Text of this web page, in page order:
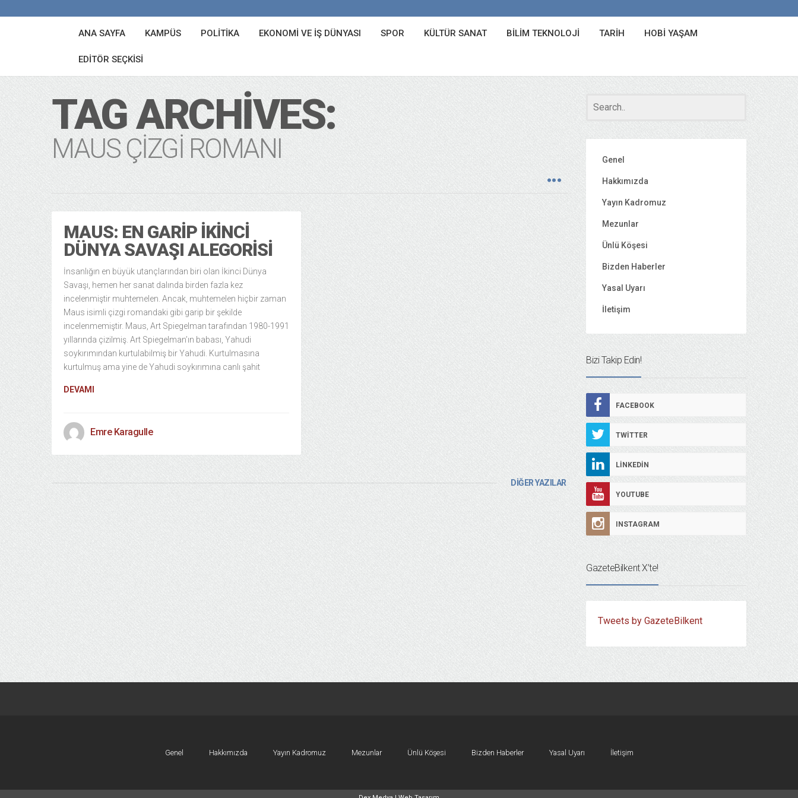
ANA SAYFA KAMPÜS POLITIKA EKONOMI VE İŞ DÜNYASI SPOR KÜLTÜR SANAT BILIM TEKNOLOJI TARIH HOBI YAŞAM
EDITÖR SEÇKISI
TAG ARCHIVES:
MAUS ÇIZGI ROMANI
MAUS: EN GARIP İKINCI
DÜNYA SAVAŞI ALEGORISI
İnsanlığın en büyük utançlarından biri olan İkinci Dünya
Savaşı, hemen her sanat dalında birden fazla kez
incelenmiştir muhtemelen. Ancak, muhtemelen hiçbir zaman
Maus isimli çizgi romandaki gibi garip bir şekilde
incelenmemiştir. Maus, Art Spiegelman tarafından 1980-1991
yıllarında çizilmiş. Art Spiegelman’ın babası, Yahudi
soykırımından kurtulabilmiş bir Yahudi. Kurtulmasına
kurtulmuş ama yine de Yahudi soykırımına canlı şahit
DEVAMI
Emre Karagulle
DİĞER YAZILAR
Genel
Hakkımızda
Yayın Kadromuz
Mezunlar
Ünlü Köşesi
Bizden Haberler
Yasal Uyarı
İletişim
Bizi Takip Edin!
FACEBOOK
TWITTER
LINKEDIN
YOUTUBE
INSTAGRAM
GazeteBilkent X’te!
Tweets by GazeteBilkent
Genel Hakkımızda Yayın Kadromuz Mezunlar Ünlü Köşesi Bizden Haberler Yasal Uyarı İletişim